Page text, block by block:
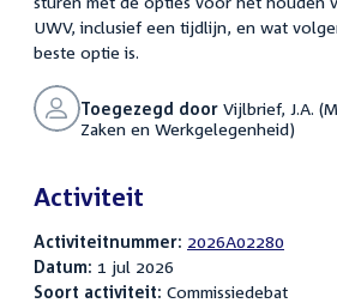
UWV, inclusief een tijdlijn, en wat
beste optie is.
Toegezegd doorVijlbrief, J.A.
Zaken en Werkgelegenheid)
Activiteit
Activiteitnummer: 2026A02280
Datum: 1 jul 2026
Soort activiteit: Commissiedebat